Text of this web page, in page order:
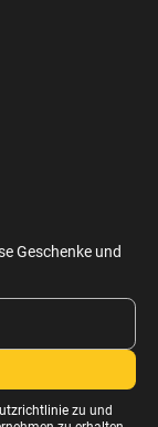
Geschenke und
zu und